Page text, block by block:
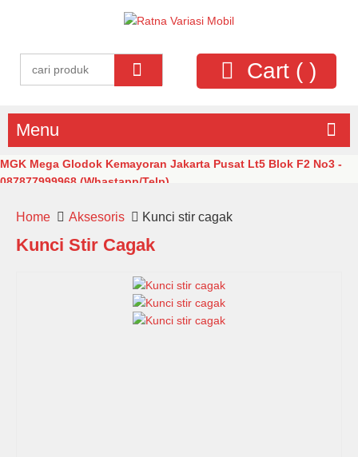
Cart ()
Menu
MGK Mega Glodok Kemayoran Jakarta Pusat Lt5 Blok F2 No3 -
087877999968 (Whastapp/Telp)
Home Aksesoris Kunci stir cagak
Kunci Stir Cagak